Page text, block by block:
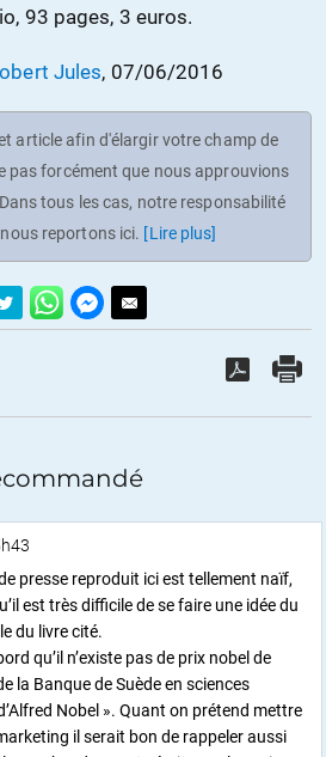
93 pages, 3 euros.
Jules, 07/06/2016
article afin d'élargir votre champ de
pas forcément que nous approuvions
tous les cas, notre responsabilité
reportons ici. [Lire plus]
presse reproduit ici est tellement naïf,
est très difficile de se faire une idée du
du livre cité.
qu’il n’existe pas de prix nobel de
la Banque de Suède en sciences
Nobel ». Quant on prétend mettre
il serait bon de rappeler aussi